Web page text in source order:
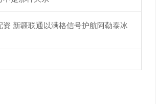
资 新疆联通以满格信号护航阿勒泰冰